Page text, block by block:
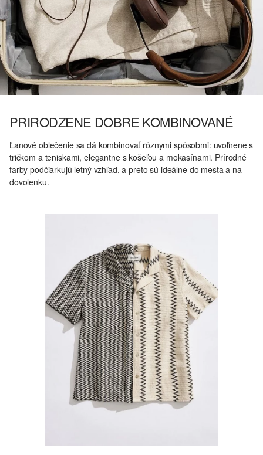
PRIRODZENE DOBRE KOMBINOVANÉ
Ľanové oblečenie sa dá kombinovať rôznymi spôsobmi: uvoľnene s
tričkom a teniskami, elegantne s košeľou a mokasínami. Prírodné
farby podčiarkujú letný vzhľad, a preto sú ideálne do mesta a na
dovolenku.